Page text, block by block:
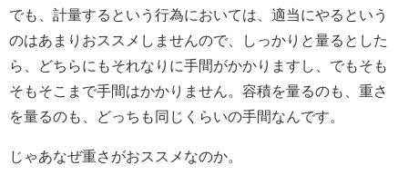
でも、計量するという行為においては、適当にやるという
のはあまりおススメしませんので、しっかりと量るとした
ら、どちらにもそれなりに手間がかかりますし、でもそも
そもそこまで手間はかかりません。容積を量るのも、重さ
を量るのも、どっちも同じくらいの手間なんです。
じゃあなぜ重さがおススメなのか。